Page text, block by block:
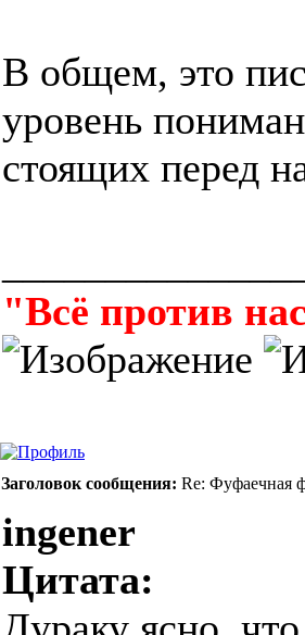
В общем, это
уровень
стоящих перед
"Всё против
Заголовок сообщения: Re: Фуфаечная
ingener
Цитата: